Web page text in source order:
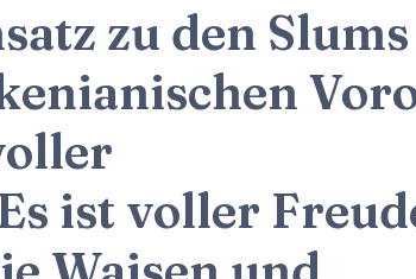
zu den Slums
ist voller